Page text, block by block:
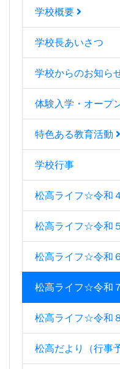
学校概要
学校長あいさつ
学校からのお知ら
体験入学・オープ
特色ある教育活動
学校行事
松高ライフ☆令和
松高ライフ☆令和
松高ライフ☆令和
松高ライフ☆令和
松高ライフ☆令和
松高だより（行事